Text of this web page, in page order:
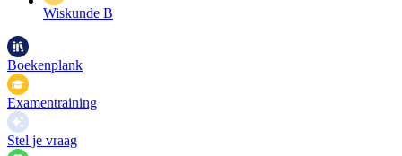
Wiskunde B
Boekenplank
Examentraining
Stel je vraag